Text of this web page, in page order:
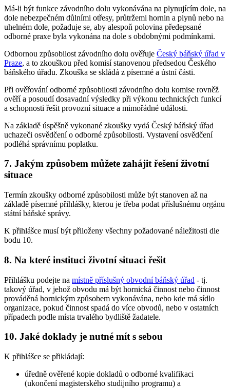
Má-li být funkce závodního dolu vykonávána na plynujícím dole, na
dole nebezpečném důlními otřesy, průtržemi hornin a plynů nebo na
uhelném dole, požaduje se, aby alespoň polovina předepsané
odborné praxe byla vykonána na dole s obdobnými podmínkami.
Odbornou způsobilost závodního dolu ověřuje Český báňský úřad v
Praze, a to zkouškou před komisí stanovenou předsedou Českého
báňského úřadu. Zkouška se skládá z písemné a ústní části.
Při ověřování odborné způsobilosti závodního dolu komise rovněž
ověří a posoudí dosavadní výsledky při výkonu technických funkcí
a schopnosti řešit provozní situace a mimořádné události.
Na základě úspěšně vykonané zkoušky vydá Český báňský úřad
uchazeči osvědčení o odborné způsobilosti. Vystavení osvědčení
podléhá správnímu poplatku.
7. Jakým způsobem můžete zahájit řešení životní
situace
Termín zkoušky odborné způsobilosti může být stanoven až na
základě písemné přihlášky, kterou je třeba podat příslušnému orgánu
státní báňské správy.
K přihlášce musí být přiloženy všechny požadované náležitosti dle
bodu 10.
8. Na které instituci životní situaci řešit
Přihlášku podejte na místně příslušný obvodní báňský úřad - tj.
takový úřad, v jehož obvodu má být hornická činnost nebo činnost
prováděná hornickým způsobem vykonávána, nebo kde má sídlo
organizace, pokud činnost spadá do více obvodů, nebo v ostatních
případech podle místa trvalého bydliště žadatele.
10. Jaké doklady je nutné mít s sebou
K přihlášce se přikládají:
úředně ověřené kopie dokladů o odborné kvalifikaci
(ukončení magisterského studijního programu) a